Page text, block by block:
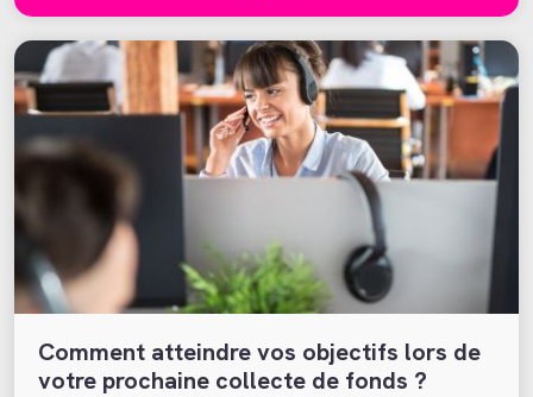
Comment atteindre vos objectifs lors de
votre prochaine collecte de fonds ?